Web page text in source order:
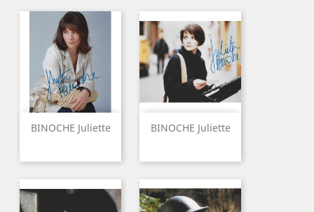
BINOCHE Juliette BINOCHE Juliette